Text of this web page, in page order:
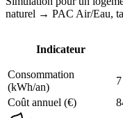
naturel → PAC Air/Eau,
Indicateur
Consommation
(kWh/an)
Coût annuel (€)